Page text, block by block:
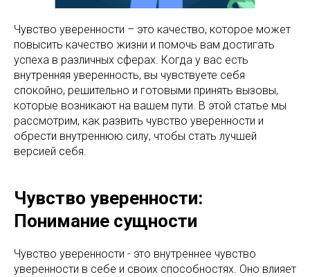
Чувство уверенности – это качество, которое может
повысить качество жизни и помочь вам достигать
успеха в различных сферах. Когда у вас есть
внутренняя уверенность, вы чувствуете себя
спокойно, решительно и готовыми принять вызовы,
которые возникают на вашем пути. В этой статье мы
рассмотрим, как развить чувство уверенности и
обрести внутреннюю силу, чтобы стать лучшей
версией себя.
Чувство уверенности:
Понимание сущности
Чувство уверенности - это внутреннее чувство
уверенности в себе и своих способностях. Оно влияет